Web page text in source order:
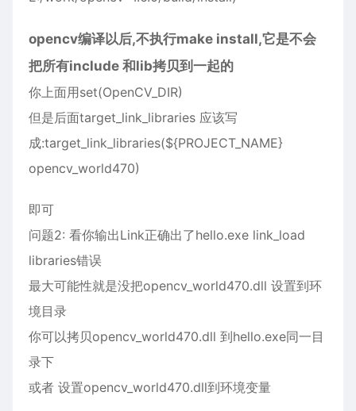
opencv编译以后,不执行make install,它是不会
把所有include 和lib拷贝到一起的
你上面用set(OpenCV_DIR)
但是后面target_link_libraries 应该写
成:target_link_libraries(${PROJECT_NAME}
opencv_world470)
即可
问题2: 看你输出Link正确出了hello.exe link_load
libraries错误
最大可能性就是没把opencv_world470.dll 设置到环
境目录
你可以拷贝opencv_world470.dll 到hello.exe同一目
录下
或者 设置opencv_world470.dll到环境变量